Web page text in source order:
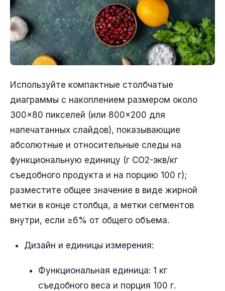
Используйте компактные столбчатые
диаграммы с накоплением размером около
300×80 пикселей (или 800×200 для
напечатанных слайдов), показывающие
абсолютные и относительные следы на
функциональную единицу (г CO2-экв/кг
съедобного продукта и на порцию 100 г);
разместите общее значение в виде жирной
метки в конце столбца, а метки сегментов
внутри, если ≥6% от общего объема.
Дизайн и единицы измерения:
Функциональная единица: 1 кг
съедобного веса и порция 100 г.